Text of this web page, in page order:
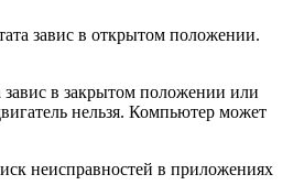
завис в открытом положении.
завис в закрытом положении или
нельзя. Компьютер может
неисправностей в приложениях